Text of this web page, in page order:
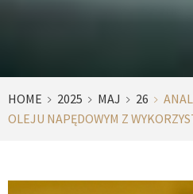
HOME 2025 MAJ 26
OLEJU NAPĘDOWYM Z